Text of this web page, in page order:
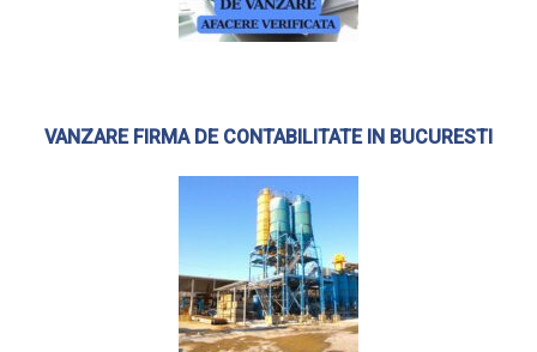
VANZARE FIRMA DE CONTABILITATE IN BUCURESTI